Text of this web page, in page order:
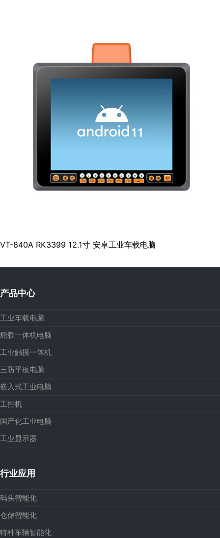
VT-840A RK3399 12.1寸 安卓工业车载电脑
产品中心
工业车载电脑
船载一体机电脑
工业触摸一体机
三防平板电脑
嵌入式工业电脑
工控机
国产化工业电脑
工业显示器
行业应用
码头智能化
仓储智能化
特种车辆智能化